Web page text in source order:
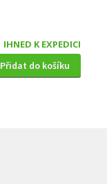
IHNED K EXPEDICI
Přidat do košíku